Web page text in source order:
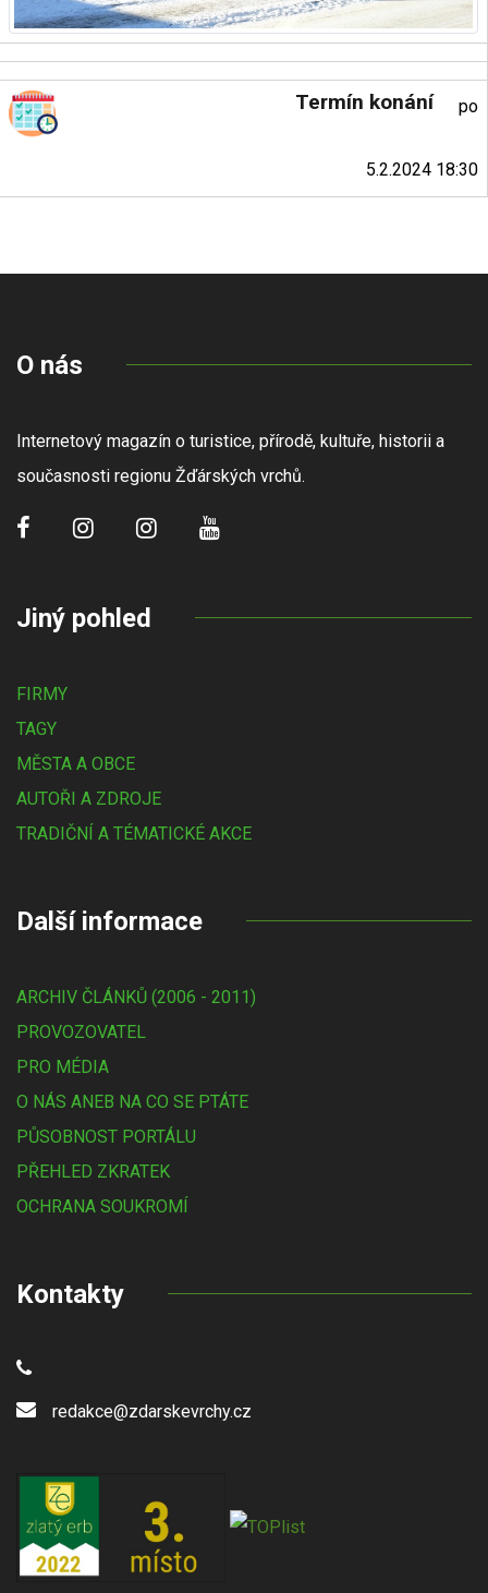
Termín konání po
5.2.2024 18:30
O nás
Internetový magazín o turistice, přírodě, kultuře, historii a
současnosti regionu Žďárských vrchů.
Jiný pohled
FIRMY
TAGY
MĚSTA A OBCE
AUTOŘI A ZDROJE
TRADIČNÍ A TÉMATICKÉ AKCE
Další informace
ARCHIV ČLÁNKŮ (2006 - 2011)
PROVOZOVATEL
PRO MÉDIA
O NÁS ANEB NA CO SE PTÁTE
PŮSOBNOST PORTÁLU
PŘEHLED ZKRATEK
OCHRANA SOUKROMÍ
Kontakty
redakce@zdarskevrchy.cz